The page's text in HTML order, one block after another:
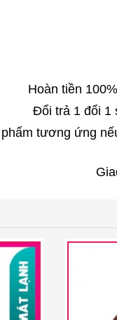
Hoàn tiền
Đổi trả 1 đổi 1
tương ứng